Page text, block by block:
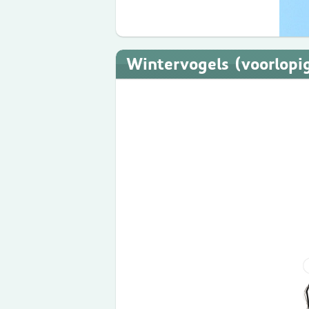
Wintervogels